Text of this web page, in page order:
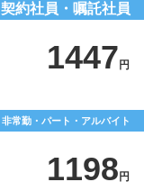
契約社員・嘱託社員
1447 円
非常勤・パート・アルバイト
1198 円